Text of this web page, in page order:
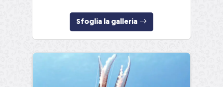
Sfoglia la galleria